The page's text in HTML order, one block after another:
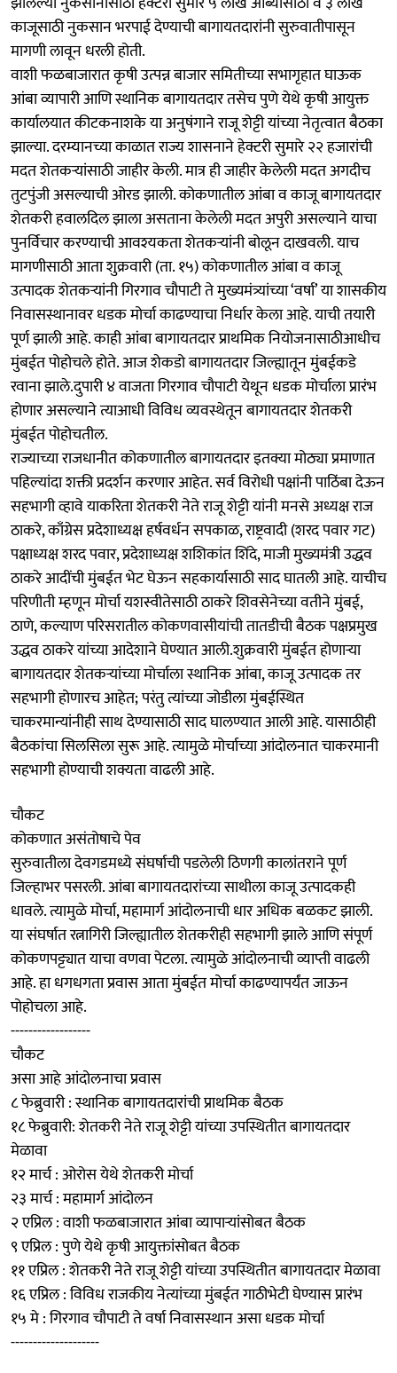
काजूसाठी नुकसान भरपाई देण्याची बागायतदारांनी सुरुवातीपासून
मागणी लावून धरली होती.
वाशी फळबाजारात कृषी उत्पन्न बाजार समितीच्या सभागृहात घाऊक
आंबा व्यापारी आणि स्थानिक बागायतदार तसेच पुणे येथे कृषी आयुक्त
कार्यालयात कीटकनाशके या अनुषंगाने राजू शेट्टी यांच्या नेतृत्वात बैठका
झाल्या. दरम्यानच्या काळात राज्य शासनाने हेक्टरी सुमारे २२ हजारांची
मदत शेतकऱ्यांसाठी जाहीर केली. मात्र ही जाहीर केलेली मदत अगदीच
तुटपुंजी असल्याची ओरड झाली. कोकणातील आंबा व काजू बागायतदार
शेतकरी हवालदिल झाला असताना केलेली मदत अपुरी असल्याने याचा
पुनर्विचार करण्याची आवश्यकता शेतकऱ्यांनी बोलून दाखवली. याच
मागणीसाठी आता शुक्रवारी (ता. १५) कोकणातील आंबा व काजू
उत्पादक शेतकऱ्यांनी गिरगाव चौपाटी ते मुख्यमंत्र्यांच्या ‘वर्षा’ या शासकीय
निवासस्थानावर धडक मोर्चा काढण्याचा निर्धार केला आहे. याची तयारी
पूर्ण झाली आहे. काही आंबा बागायतदार प्राथमिक नियोजनासाठीआधीच
मुंबईत पोहोचले होते. आज शेकडो बागायतदार जिल्ह्यातून मुंबईकडे
रवाना झाले.दुपारी ४ वाजता गिरगाव चौपाटी येथून धडक मोर्चाला प्रारंभ
होणार असल्याने त्याआधी विविध व्यवस्थेतून बागायतदार शेतकरी
मुंबईत पोहोचतील.
राज्याच्या राजधानीत कोकणातील बागायतदार इतक्या मोठ्या प्रमाणात
पहिल्यांदा शक्ती प्रदर्शन करणार आहेत. सर्व विरोधी पक्षांनी पाठिंबा देऊन
सहभागी व्हावे याकरिता शेतकरी नेते राजू शेट्टी यांनी मनसे अध्यक्ष राज
ठाकरे, काँग्रेस प्रदेशाध्यक्ष हर्षवर्धन सपकाळ, राष्ट्रवादी (शरद पवार गट)
पक्षाध्यक्ष शरद पवार, प्रदेशाध्यक्ष शशिकांत शिंदे, माजी मुख्यमंत्री उद्धव
ठाकरे आदींची मुंबईत भेट घेऊन सहकार्यासाठी साद घातली आहे. याचीच
परिणीती म्हणून मोर्चा यशस्वीतेसाठी ठाकरे शिवसेनेच्या वतीने मुंबई,
ठाणे, कल्याण परिसरातील कोकणवासीयांची तातडीची बैठक पक्षप्रमुख
उद्धव ठाकरे यांच्या आदेशाने घेण्यात आली.शुक्रवारी मुंबईत होणाऱ्या
बागायतदार शेतकऱ्यांच्या मोर्चाला स्थानिक आंबा, काजू उत्पादक तर
सहभागी होणारच आहेत; परंतु त्यांच्या जोडीला मुंबईस्थित
चाकरमान्यांनीही साथ देण्यासाठी साद घालण्यात आली आहे. यासाठीही
बैठकांचा सिलसिला सुरू आहे. त्यामुळे मोर्चाच्या आंदोलनात चाकरमानी
सहभागी होण्याची शक्यता वाढली आहे.
चौकट
कोकणात असंतोषाचे पेव
सुरुवातीला देवगडमध्ये संघर्षाची पडलेली ठिणगी कालांतराने पूर्ण
जिल्हाभर पसरली. आंबा बागायतदारांच्या साथीला काजू उत्पादकही
धावले. त्यामुळे मोर्चा, महामार्ग आंदोलनाची धार अधिक बळकट झाली.
या संघर्षात रत्नागिरी जिल्ह्यातील शेतकरीही सहभागी झाले आणि संपूर्ण
कोकणपट्ट्यात याचा वणवा पेटला. त्यामुळे आंदोलनाची व्याप्ती वाढली
आहे. हा धगधगता प्रवास आता मुंबईत मोर्चा काढण्यापर्यंत जाऊन
पोहोचला आहे.
------------------
चौकट
असा आहे आंदोलनाचा प्रवास
८ फेब्रुवारी : स्थानिक बागायतदारांची प्राथमिक बैठक
१८ फेब्रुवारी: शेतकरी नेते राजू शेट्टी यांच्या उपस्थितीत बागायतदार
मेळावा
१२ मार्च : ओरोस येथे शेतकरी मोर्चा
२३ मार्च : महामार्ग आंदोलन
२ एप्रिल : वाशी फळबाजारात आंबा व्यापाऱ्यांसोबत बैठक
९ एप्रिल : पुणे येथे कृषी आयुक्तांसोबत बैठक
११ एप्रिल : शेतकरी नेते राजू शेट्टी यांच्या उपस्थितीत बागायतदार मेळावा
१६ एप्रिल : विविध राजकीय नेत्यांच्या मुंबईत गाठीभेटी घेण्यास प्रारंभ
१५ मे : गिरगाव चौपाटी ते वर्षा निवासस्थान असा धडक मोर्चा
--------------------